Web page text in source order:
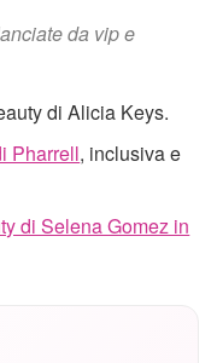
da vip e
di Alicia Keys.
Pharrell, inclusiva e
di Selena Gomez in